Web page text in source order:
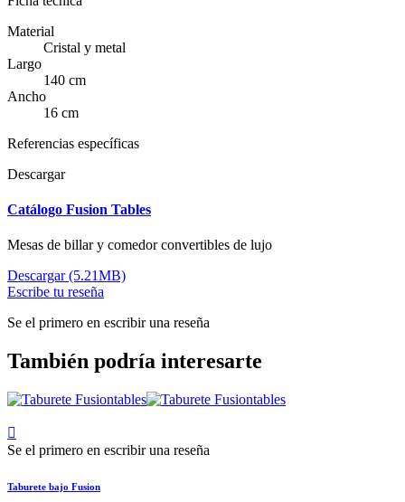
Material
Cristal y metal
Largo
140 cm
Ancho
16 cm
Referencias específicas
Descargar
Catálogo Fusion Tables
Mesas de billar y comedor convertibles de lujo
Descargar (5.21MB)
Escribe tu reseña
Se el primero en escribir una reseña
También podría interesarte

Se el primero en escribir una reseña
Taburete bajo Fusion